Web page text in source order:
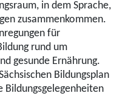
in dem Sprache,
zusammenkommen.
für
rund um
gesunde Ernährung.
Bildungsplan
Bildungsgelegenheiten